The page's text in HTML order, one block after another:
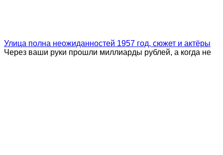
Улица полна неожиданностей 1957 год, сюжет и актёры
Через ваши руки прошли миллиарды рублей, а когда не